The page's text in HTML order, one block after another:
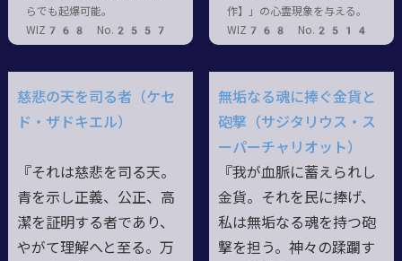
らでも起爆可能。
WIZ768 No.2557
作】」の心霊現象を与える。
WIZ768 No.2514
慈悲の天を司る者（ケセ
ド・ザドキエル）
『それは慈悲を司る天。
青を示し正義、公正、高
潔を証明する者であり、
やがて理解へと至る。万
無垢なる魂に捧ぐ金貨と
砲撃（サジタリウス・ス
ーパーチャリオット）
『我が血脈に蓄えられし
金貨。それを民に捧げ、
私は無垢なる魂を持つ砲
撃を担う。神々の蹂躙す